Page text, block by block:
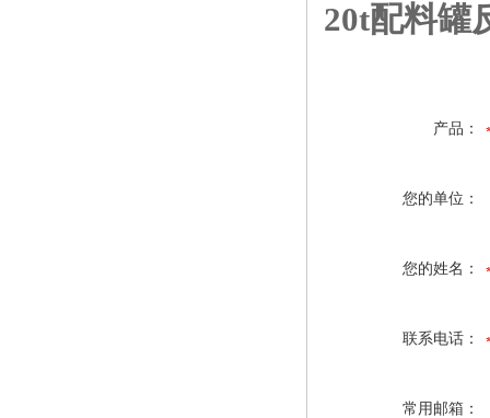
20t配料罐
产品：
您的单位：
您的姓名：
联系电话：
常用邮箱：